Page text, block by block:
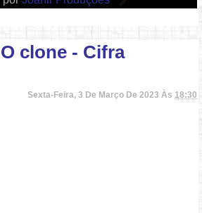
clone - Cifra
Sexta-Feira, 3 De Março De 2023 Às 18:30